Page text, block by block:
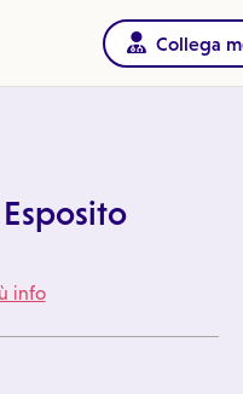
Collega
info